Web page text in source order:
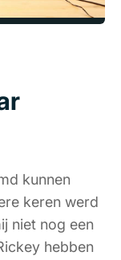
kunnen
keren werd
niet nog een
hebben